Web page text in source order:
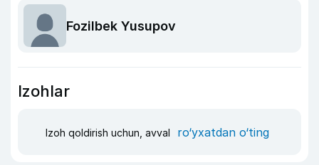
Fozilbek Yusupov
Izohlar
Izoh qoldirish uchun, avval ro‘yxatdan o‘ting